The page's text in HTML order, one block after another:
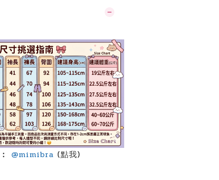
@mimibra (點我)